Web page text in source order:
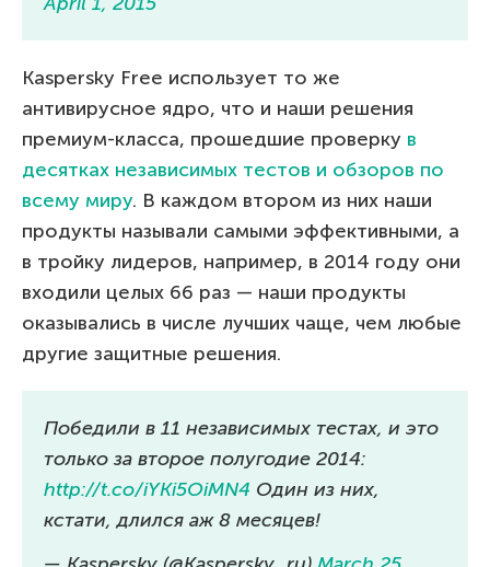
Kaspersky Free использует то же
антивирусное ядро, что и наши решения
премиум-класса, прошедшие проверку в
десятках независимых тестов и обзоров по
всему миру. В каждом втором из них наши
продукты называли самыми эффективными, а
в тройку лидеров, например, в 2014 году они
входили целых 66 раз — наши продукты
оказывались в числе лучших чаще, чем любые
другие защитные решения.
Победили в 11 независимых тестах, и это
только за второе полугодие 2014:
http://t.co/iYKi5OiMN4 Один из них,
кстати, длился аж 8 месяцев!